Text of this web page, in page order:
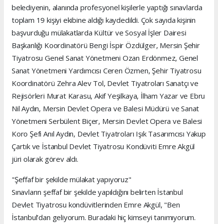
belediyenin, alanında profesyonel kişilerle yaptığı sınavlarda
toplam 19 kişiyi ekibine aldığı kaydedildi. Çok sayıda kişinin
başvurduğu mülakatlarda Kültür ve Sosyal İşler Dairesi
Başkanlığı Koordinatörü Bengi İspir Özdülger, Mersin Şehir
Tiyatrosu Genel Sanat Yönetmeni Ozan Erdönmez, Genel
Sanat Yönetmeni Yardımcısı Ceren Özmen, Şehir Tiyatrosu
Koordinatörü Zehra Alev Tol, Devlet Tiyatroları Sanatçı ve
Rejisörleri Murat Karasu, Akif Yeşilkaya, İlham Yazar ve Ebru
Nil Aydın, Mersin Devlet Opera ve Balesi Müdürü ve Sanat
Yönetmeni Serbülent Biçer, Mersin Devlet Opera ve Balesi
Koro Şefi Anıl Aydın, Devlet Tiyatroları Işık Tasarımcısı Yakup
Çartık ve İstanbul Devlet Tiyatrosu Kondüviti Emre Akgül
jüri olarak görev aldı.
"Şeffaf bir şekilde mülakat yapıyoruz"
Sınavların şeffaf bir şekilde yapıldığını belirten İstanbul
Devlet Tiyatrosu kondüvitlerinden Emre Akgül, "Ben
İstanbul’dan geliyorum. Buradaki hiç kimseyi tanımıyorum.